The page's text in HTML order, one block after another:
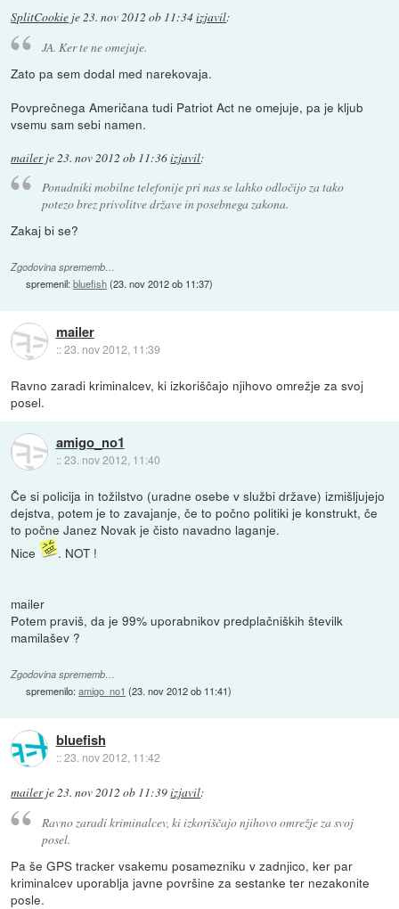
SplitCookie je23. nov 2012 ob 11:34izjavil:
JA. Ker te ne omejuje.
Zato pa sem dodal med narekovaja.
Povprečnega Američana tudi Patriot Act ne omejuje, pa je kljub
vsemu sam sebi namen.
mailerje 23. nov 2012 ob 11:36izjavil:
Ponudniki mobilne telefonije pri nas se lahko odločijo za tako
potezo brez privolitve države in posebnega zakona.
Zakaj bi se?
Zgodovina sprememb…
spremenil:bluefish(23. nov 2012 ob 11:37)
mailer
::23. nov 2012, 11:39
Ravno zaradi kriminalcev, ki izkoriščajo njihovo omrežje za svoj
posel.
amigo_no1
::23. nov 2012, 11:40
Če si policija in tožilstvo (uradne osebe v službi države) izmišljujejo
dejstva, potem je to zavajanje, če to počno politiki je konstrukt, če
to počne Janez Novak je čisto navadno laganje.
Nice
. NOT !
mailer
Potem praviš, da je 99% uporabnikov predplačniških številk
mamilašev ?
Zgodovina sprememb…
spremenilo:amigo_no1 (23. nov 2012 ob 11:41)
bluefish
::23. nov 2012, 11:42
mailerje23. nov 2012 ob 11:39izjavil:
Ravno zaradi kriminalcev, ki izkoriščajo njihovo omrežje za svoj
posel.
Pa še GPS tracker vsakemu posamezniku v zadnjico, ker par
kriminalcev uporablja javne površine za sestanke ter nezakonite
posle.